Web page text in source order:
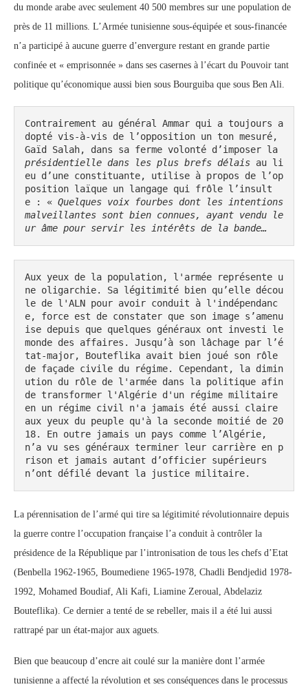
du monde arabe avec seulement 40 500 membres sur une population de
près de 11 millions. L’Armée tunisienne sous-équipée et sous-financée
n’a participé à aucune guerre d’envergure restant en grande partie
confinée et « emprisonnée » dans ses casernes à l’écart du Pouvoir tant
politique qu’économique aussi bien sous Bourguiba que sous Ben Ali.
Contrairement au général Ammar qui a toujours a
dopté vis-à-vis de l’opposition un ton mesuré,
présidentielle dans les plus brefs délais au li
eu d’une constituante, utilise à propos de l’op
position laïque un langage qui frôle l’insult
e : « Quelques voix fourbes dont les intentions
malveillantes sont bien connues, ayant vendu le
ur âme pour servir les intérêts de la bande…
Aux yeux de la population, l'armée représente u
ne oligarchie. Sa légitimité bien qu’elle décou
le de l'ALN pour avoir conduit à l'indépendanc
e, force est de constater que son image s’amenu
ise depuis que quelques généraux ont investi le
monde des affaires. Jusqu’à son lâchage par l’é
tat-major, Bouteflika avait bien joué son rôle
de façade civile du régime. Cependant, la dimin
ution du rôle de l'armée dans la politique afin
de transformer l'Algérie d'un régime militaire
en un régime civil n'a jamais été aussi claire
aux yeux du peuple qu'à la seconde moitié de 20
18. En outre jamais un pays comme l’Algérie,
n’a vu ses généraux terminer leur carrière en p
rison et jamais autant d’officier supérieurs
n’ont défilé devant la justice militaire.
La pérennisation de l’armé qui tire sa légitimité révolutionnaire depuis
la guerre contre l’occupation française l’a conduit à contrôler la
présidence de la République par l’intronisation de tous les chefs d’Etat
(Benbella 1962-1965, Boumediene 1965-1978, Chadli Bendjedid 1978-
1992, Mohamed Boudiaf, Ali Kafi, Liamine Zeroual, Abdelaziz
Bouteflika). Ce dernier a tenté de se rebeller, mais il a été lui aussi
rattrapé par un état-major aux aguets.
Bien que beaucoup d’encre ait coulé sur la manière dont l’armée
tunisienne a affecté la révolution et ses conséquences dans le processus